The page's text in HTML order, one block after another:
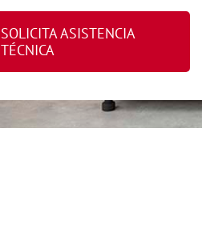
SOLICITA ASISTENCIA
TÉCNICA